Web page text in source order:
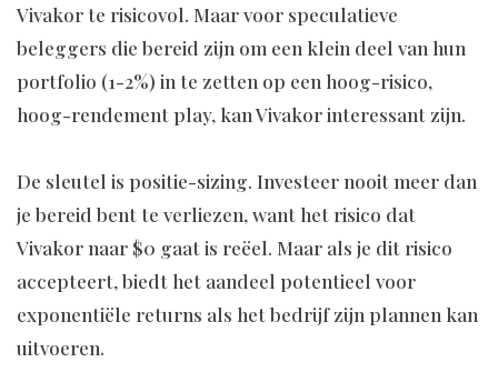
Vivakor te risicovol. Maar voor speculatieve
beleggers die bereid zijn om een klein deel van hun
portfolio (1-2%) in te zetten op een hoog-risico,
hoog-rendement play, kan Vivakor interessant zijn.
De sleutel is positie-sizing. Investeer nooit meer dan
je bereid bent te verliezen, want het risico dat
Vivakor naar $0 gaat is reëel. Maar als je dit risico
accepteert, biedt het aandeel potentieel voor
exponentiële returns als het bedrijf zijn plannen kan
uitvoeren.